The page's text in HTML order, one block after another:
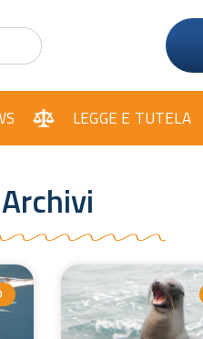
LEGGE E TUTELA
Archivi